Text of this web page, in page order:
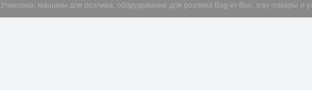
Упаковка: машины для розлива, оборудование для розлива Bag-in-Box, tray-пакеры и